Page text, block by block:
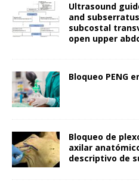
Ultrasound
and
subcostal
open upper
Bloqueo PENG
Bloqueo de
axilar
descriptivo de